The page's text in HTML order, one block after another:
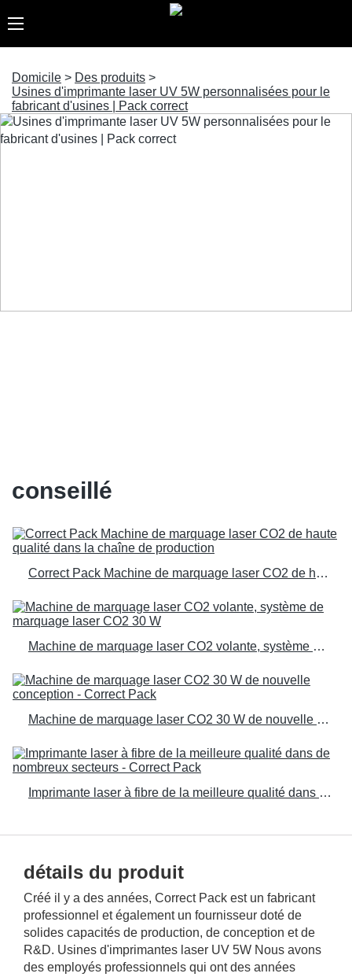
Domicile > Des produits >
Usines d'imprimante laser UV 5W personnalisées pour le
fabricant d'usines | Pack correct
conseillé
Correct Pack Machine de marquage laser CO2 de haute qualité dans la chaîne de production
Machine de marquage laser CO2 volante, système de marquage laser CO2 30 W
Machine de marquage laser CO2 30 W de nouvelle conception - Correct Pack
Imprimante laser à fibre de la meilleure qualité dans de nombreux secteurs - Correct Pack
détails du produit
Créé il y a des années, Correct Pack est un fabricant
professionnel et également un fournisseur doté de
solides capacités de production, de conception et de
R&D. Usines d'imprimantes laser UV 5W Nous avons
des employés professionnels qui ont des années